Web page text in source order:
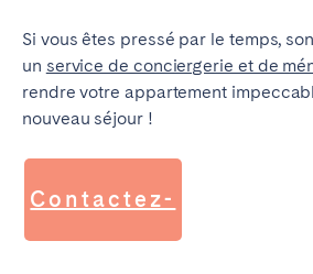
Si vous êtes pressé par le temps,
un service de conciergerie et de
rendre votre appartement
nouveau séjour !
Contactez-